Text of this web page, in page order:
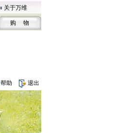
关于万维
购 物
帮助 退出